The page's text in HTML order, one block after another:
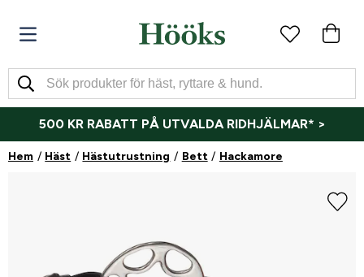
500 KR RABATT PÅ UTVALDA RIDHJÄLMAR* >
Hem Häst Hästutrustning Bett Hackamore